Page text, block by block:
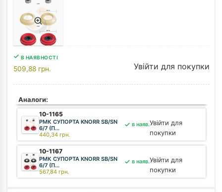
В НАЯВНОСТІ
509,88 грн. Увійти для покупки
Аналоги:
10-1165
РМК СУПОРТА KNORR SB/SN
6/7 (П...
440,34 грн.
в наяв.Увійти для
покупки
10-1167
РМК СУПОРТА KNORR SB/SN
6/7 (П...
567,84 грн.
в наяв.Увійти для
покупки